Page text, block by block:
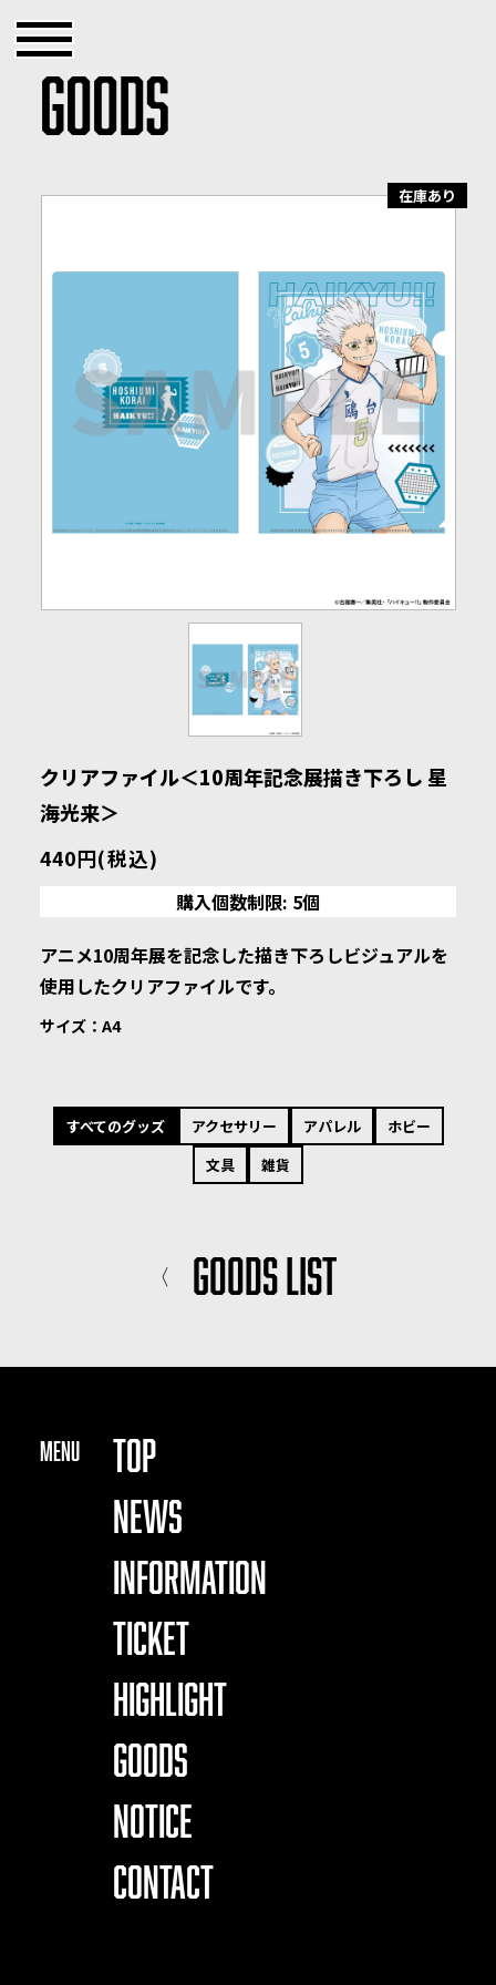
GOODS
在庫あり
クリアファイル＜10周年記念展描き下ろし 星
海光来＞
440円(税込)
購入個数制限: 5個
アニメ10周年展を記念した描き下ろしビジュアルを
使用したクリアファイルです。
サイズ：A4
すべてのグッズ アクセサリー アパレル
ホビー
文具
雑貨
〈 GOODS LIST
MENU
TOP
NEWS
INFORMATION
TICKET
HIGHLIGHT
GOODS
NOTICE
CONTACT